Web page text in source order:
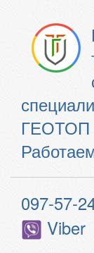
097-57-
Viber